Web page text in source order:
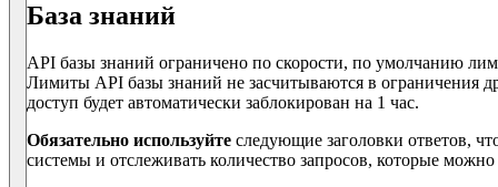
База знаний
API базы знаний ограничено по скорости, по умолчанию
Лимиты API базы знаний не засчитываются в ограничения
доступ будет автоматически заблокирован на 1 час.
Обязательно используйте следующие заголовки ответов,
системы и отслеживать количество запросов, которые